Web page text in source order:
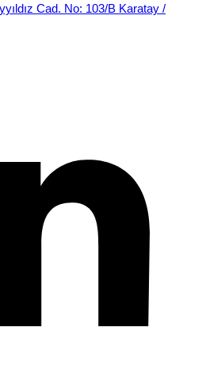
Cad. No: 103/B Karatay /